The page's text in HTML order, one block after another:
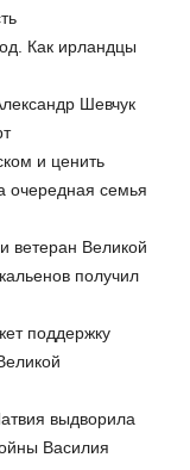
Как ирландцы
Шевчук
и ценить
очередная семья
ветеран Великой
получил
поддержку
выдворила
Василия